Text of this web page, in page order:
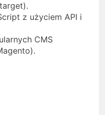
z użyciem API i
CMS